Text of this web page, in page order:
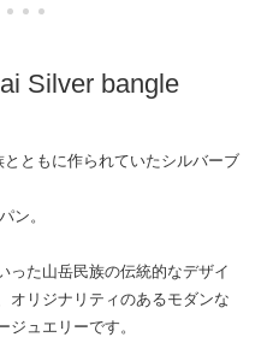
Silver bangle
ともに作られていたシルバーブ
ン。
った山岳民族の伝統的なデザイ
オリジナリティのあるモダンな
ュエリーです。